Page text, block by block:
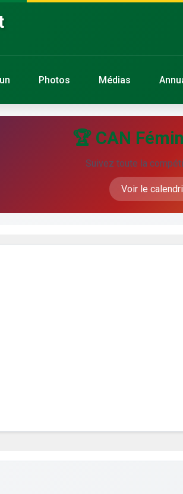
Photos Médias
🏆 CAN
Suivez toute la
Voir le